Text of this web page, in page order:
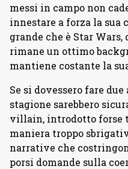
messi in campo non
innestare a forza la sua
grande che è Star
rimane un ottimo
mantiene costante la
Se si dovessero fare
stagione sarebbero
villain, introdotto forse
maniera troppo
narrative che
porsi domande sulla